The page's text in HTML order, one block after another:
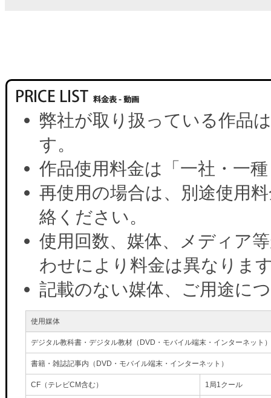
弊社が取り扱っている作品
す。
作品使用料金は「一社・一
再使用の場合は、別途使用
絡ください。
使用回数、媒体、メディア
わせにより料金は異なりま
記載のない媒体、ご用途に
使用媒体
デジタル教科書・デジタル教材（DVD・モバイル端末・インターネット）
書籍・雑誌記事内（DVD・モバイル端末・インターネット）
CF（テレビCM含む） 1局1クール